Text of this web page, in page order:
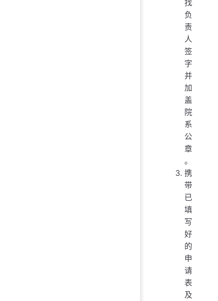
找
负
责
人
签
字
并
加
盖
院
系
公
章
。
携
带
已
填
写
好
的
申
请
表
及